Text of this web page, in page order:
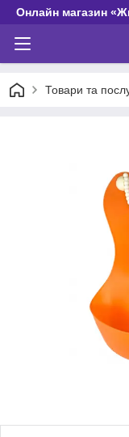
Онлайн магазин
Товари та